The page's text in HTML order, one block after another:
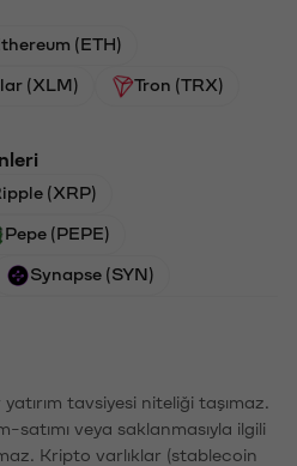
(ETH)
(XLM) Tron (TRX)
(XRP)
Pepe (PEPE)
Synapse (SYN)
tavsiyesi niteliği taşımaz.
satımı veya saklanmasıyla ilgili
Kripto varlıklar (stablecoin